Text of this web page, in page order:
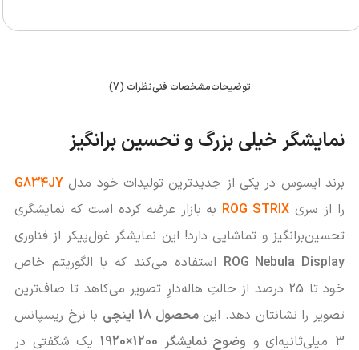
توضیحاتمشخصات فنینظرات (7)
نمایشگر خیلی بزرگ و تحسین برانگیز
برند ایسوس در یکی از جدیدترین تولیدات خود مدلG834JY
را از سری ROG STRIX به بازار عرضه کرده است که نمایشگری
تحسین‌برانگیز و تماشایی دارد! این نمایشگر غول‌پیکر از فناوری
ROG Nebula Display استفاده می‌کند که با الگوریتم خاص
خود تا 25 درصد از حالتِ هاله‌دارِ تصویر می‌کاهد تا صاف‌ترین
تصویر را نشانتان دهد. اینمحصول 18 اینچی
با نرخ ریسپانس
3 میلی‌ثانیه‌ای و
وضوح نمایشگر 1200×1920
یک شگفتی در